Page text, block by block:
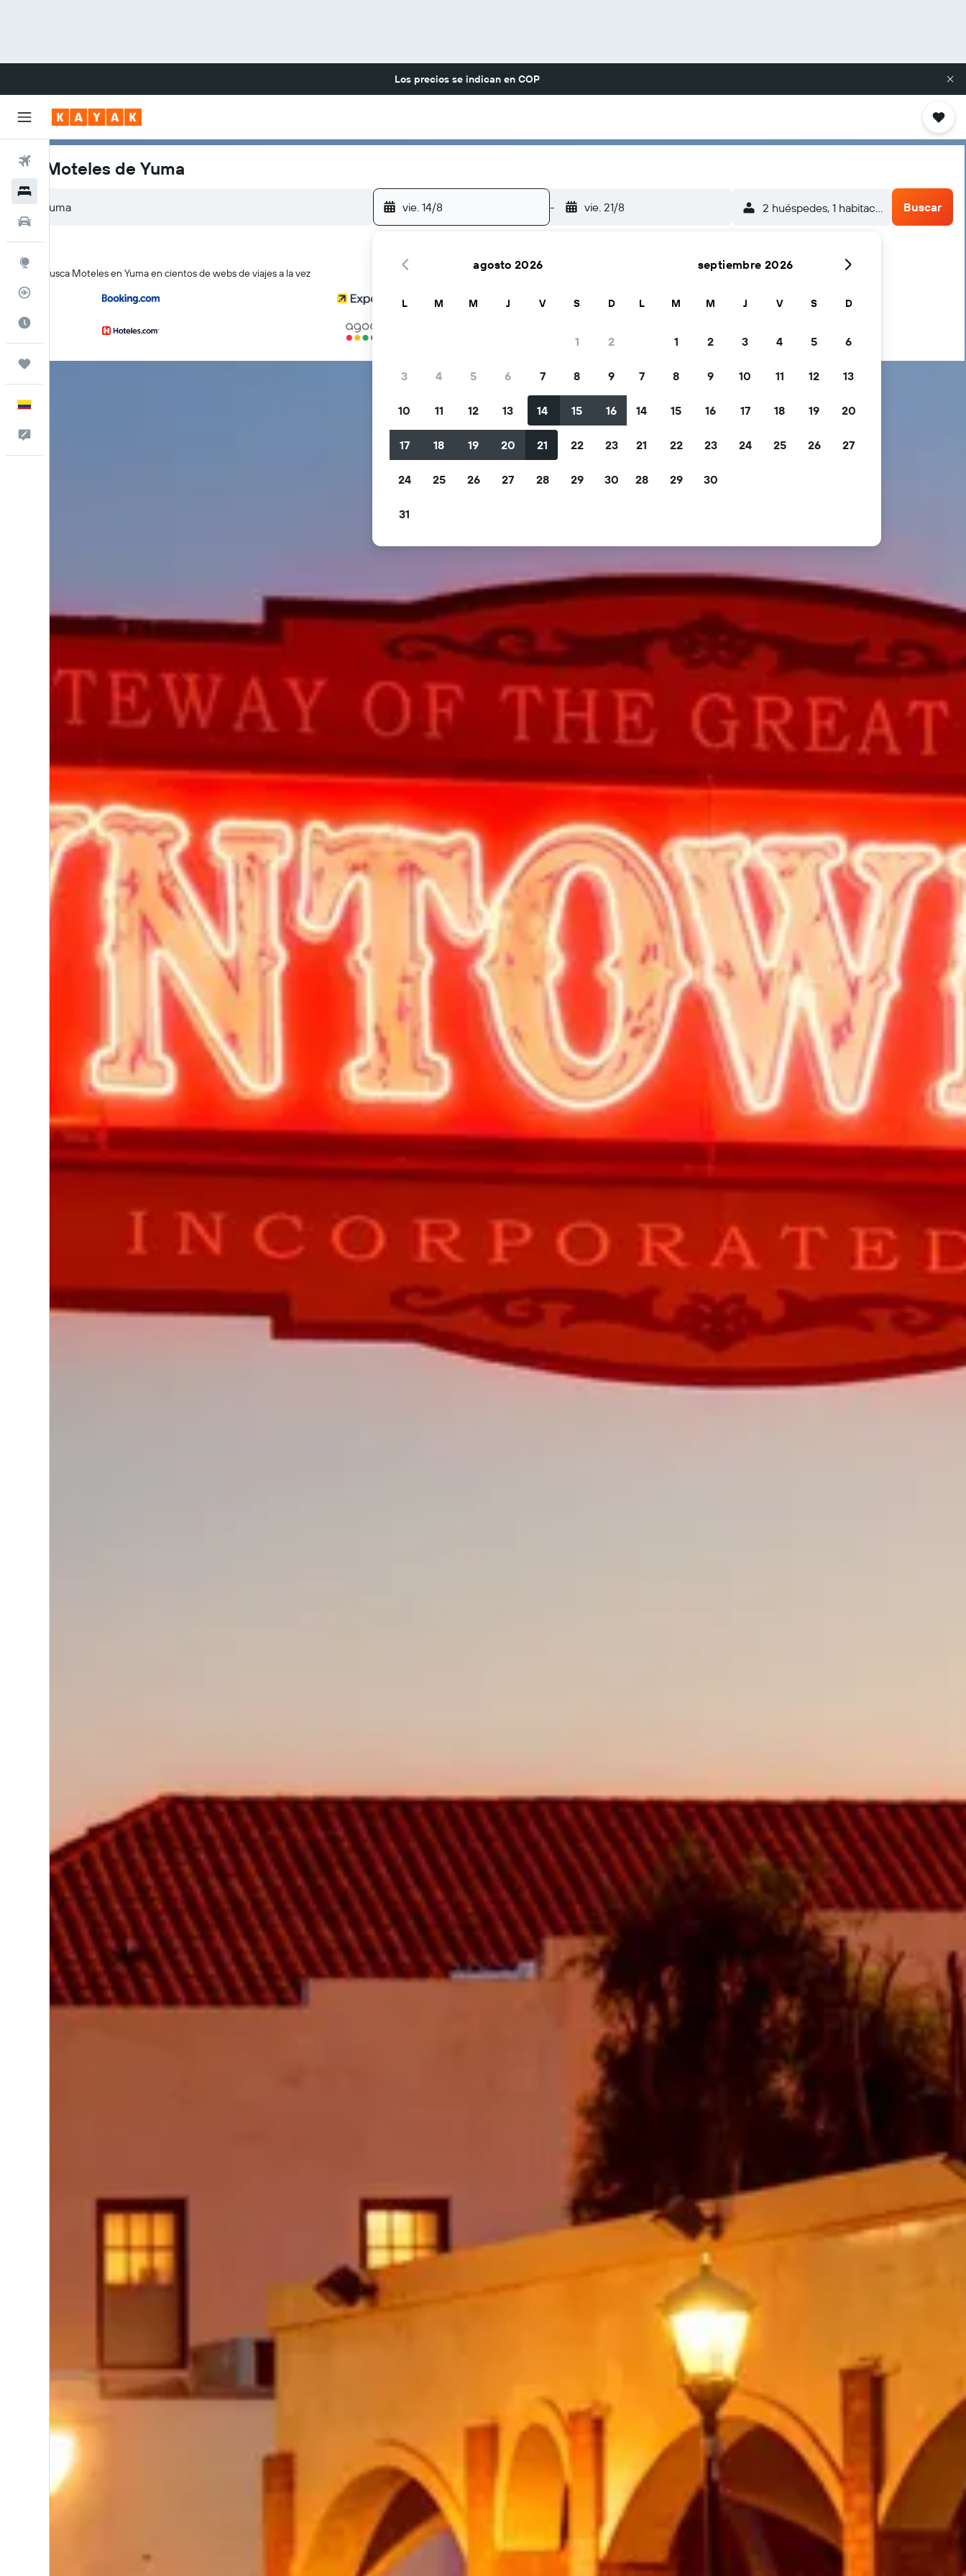
Los precios se indican en COP
Vuelos
Trips
Los Moteles de Yuma
vie. 14/8 - vie. 21/8 2 huéspedes, 1 habitación Buscar
KAYAK busca Moteles en Yuma en cientos de webs de viajes a la vez
agosto 2026
L M M J V S D
1 2
3 4 5 6 7 8 9
10 11 12 13 14 15 16
17 18 19 20 21 22 23
24 25 26 27 28 29 30
31
septiembre 2026
L M M J V S D
1 2 3 4 5 6
7 8 9 10 11 12 13
14 15 16 17 18 19 20
21 22 23 24 25 26 27
28 29 30